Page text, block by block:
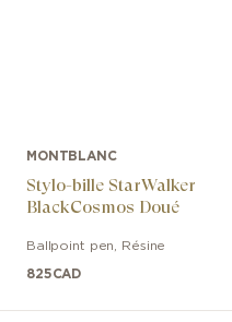
MONTBLANC
Stylo-bille StarWalker
BlackCosmos Doué
Ballpoint pen Résine
825CAD